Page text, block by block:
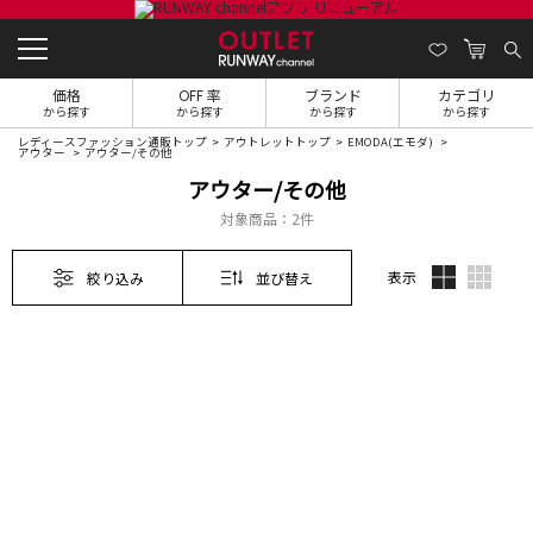
価格
から探す
OFF 率
から探す
ブランド
から探す
カテゴリ
から探す
レディースファッション通販トップ アウトレットトップ EMODA(エモダ)
アウター アウター/その他
アウター/その他
対象商品： 2件
絞り込み 並び替え 表示